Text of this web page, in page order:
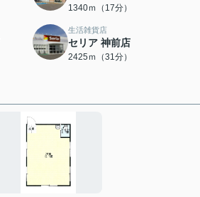
1340ｍ（17分）
生活雑貨店
セリア 神前店
2425ｍ（31分）